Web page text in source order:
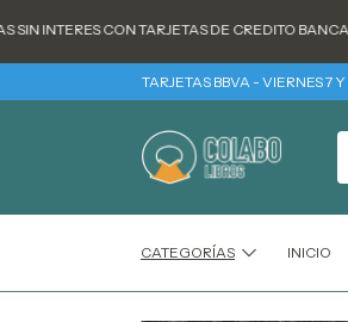
CON TARJETAS DE CREDITO BANCARIAS -
TARJETAS BBVA - VIERNES 7 Y
CATEGORÍAS INICIO